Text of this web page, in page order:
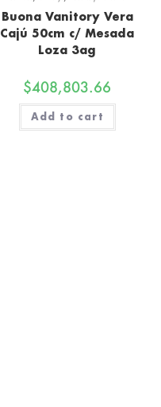
Buona Vanitory Vera
Cajú 50cm c/ Mesada
Loza 3ag
$408,803.66
Add to cart